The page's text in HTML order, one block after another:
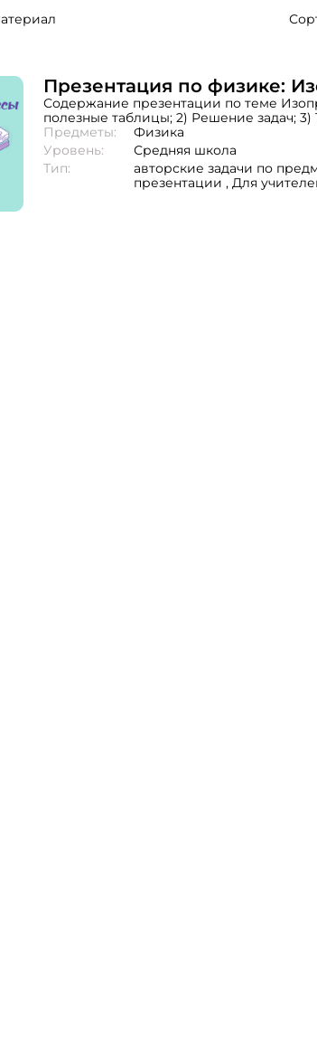
Презентация по физике:
Содержание презентации по теме
полезные таблицы; 2) Решение задач; 3)
4) Список литературы
Предметы:
Физика
Уровень:
Средняя школа
Тип:
авторские задачи по
презентации , Для